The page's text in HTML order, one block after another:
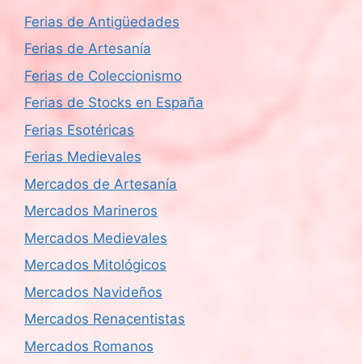
Ferias de Antigüedades
Ferias de Artesanía
Ferias de Coleccionismo
Ferias de Stocks en España
Ferias Esotéricas
Ferias Medievales
Mercados de Artesanía
Mercados Marineros
Mercados Medievales
Mercados Mitológicos
Mercados Navideños
Mercados Renacentistas
Mercados Romanos